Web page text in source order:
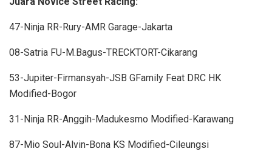
47-Ninja RR-Rury-AMR Garage-Jakarta
08-Satria FU-M.Bagus-TRECKTORT-Cikarang
53-Jupiter-Firmansyah-JSB GFamily Feat DRC HK
Modified-Bogor
31-Ninja RR-Anggih-Madukesmo Modified-Karawang
87-Mio Soul-Alvin-Bona KS Modified-Cileungsi